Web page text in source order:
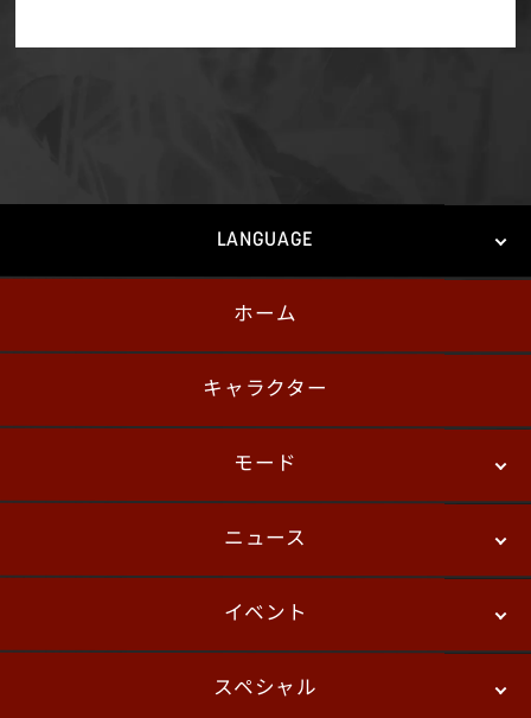
LANGUAGE
English
ホーム
キャラクター
モード
バトル
ニュース
パッチノート
イベント
プレイヤーズ
スペシャル